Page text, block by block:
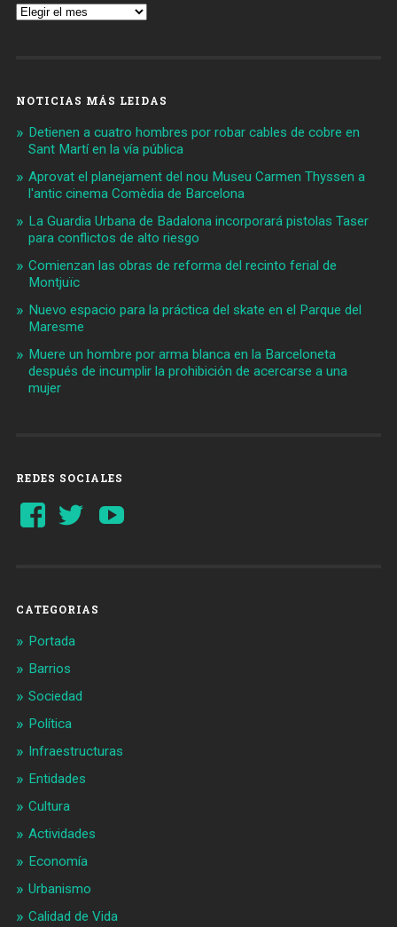
Archivos
NOTICIAS MÁS LEIDAS
Detienen a cuatro hombres por robar cables de cobre en
Sant Martí en la vía pública
Aprovat el planejament del nou Museu Carmen Thyssen a
l'antic cinema Comèdia de Barcelona
La Guardia Urbana de Badalona incorporará pistolas Taser
para conflictos de alto riesgo
Comienzan las obras de reforma del recinto ferial de
Montjuïc
Nuevo espacio para la práctica del skate en el Parque del
Maresme
Muere un hombre por arma blanca en la Barceloneta
después de incumplir la prohibición de acercarse a una
mujer
REDES SOCIALES
Ver
perfil
Ver
perfil
CATEGORIAS
Portada
Barrios
Sociedad
Política
Infraestructuras
Entidades
Cultura
Actividades
Economía
Urbanismo
Calidad de Vida